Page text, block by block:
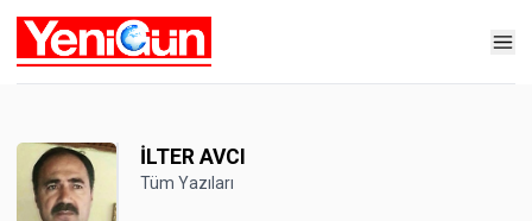
İLTER AVCI
Tüm Yazıları